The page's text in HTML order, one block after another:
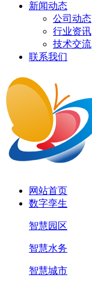
新闻动态
公司动态
行业资讯
技术交流
联系我们
网站首页
数字孪生
智慧园区
智慧水务
智慧城市